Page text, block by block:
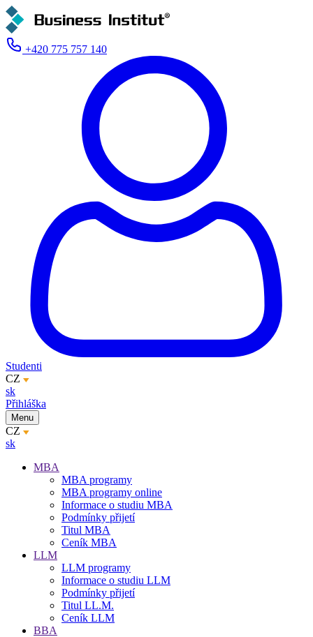
+420 775 757 140
Studenti
CZ
sk
Přihláška
Menu
CZ
sk
MBA
MBA programy
MBA programy online
Informace o studiu MBA
Podmínky přijetí
Titul MBA
Ceník MBA
LLM
LLM programy
Informace o studiu LLM
Podmínky přijetí
Titul LL.M.
Ceník LLM
BBA